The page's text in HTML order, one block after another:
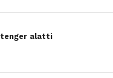
alatti